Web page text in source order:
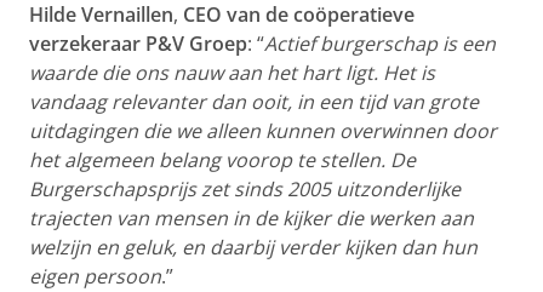
Hilde Vernaillen, CEO van de coöperatieve
verzekeraar P&V Groep: “Actief burgerschap is een
waarde die ons nauw aan het hart ligt. Het is
vandaag relevanter dan ooit, in een tijd van grote
uitdagingen die we alleen kunnen overwinnen door
het algemeen belang voorop te stellen. De
Burgerschapsprijs zet sinds 2005 uitzonderlijke
trajecten van mensen in de kijker die werken aan
welzijn en geluk, en daarbij verder kijken dan hun
eigen persoon.”